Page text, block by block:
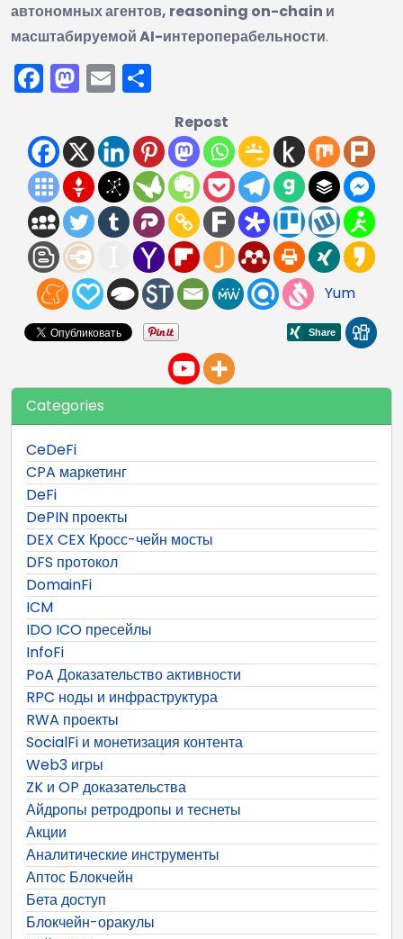
автономных агентов, reasoning on-chain и
масштабируемой AI-интероперабельности.
Facebook
Mastodon
Email
Repost
Yum
Categories
CeDeFi
CPA маркетинг
DeFi
DePIN проекты
DEX CEX Кросс-чейн мосты
DFS протокол
DomainFi
ICM
IDO ICO пресейлы
InfoFi
PoA Доказательство активности
RPC ноды и инфраструктура
RWA проекты
SocialFi и монетизация контента
Web3 игры
ZK и OP доказательства
Айдропы ретродропы и теснеты
Акции
Аналитические инструменты
Аптос Блокчейн
Бета доступ
Блокчейн-оракулы